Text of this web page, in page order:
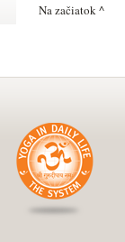
Na začiatok ^